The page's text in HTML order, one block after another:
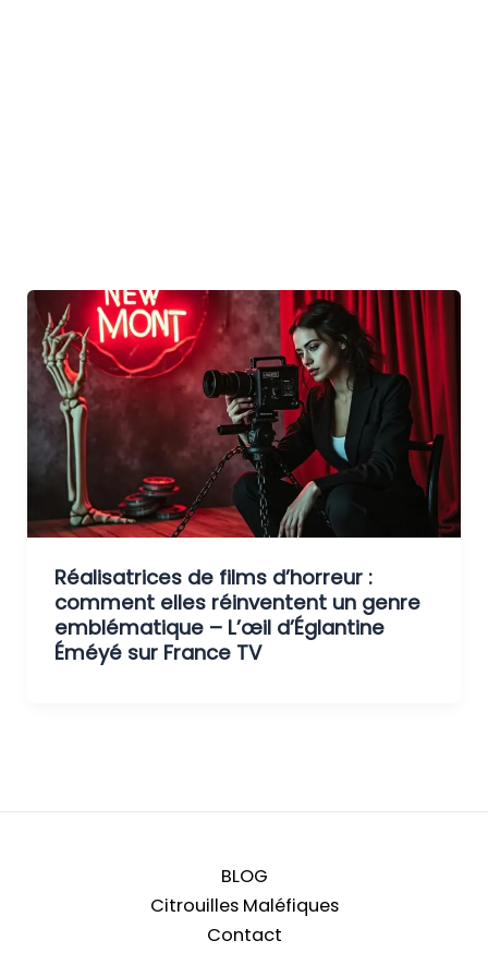
Réalisatrices de films d’horreur :
comment elles réinventent un genre
emblématique – L’œil d’Églantine
Éméyé sur France TV
BLOG
Citrouilles Maléfiques
Contact